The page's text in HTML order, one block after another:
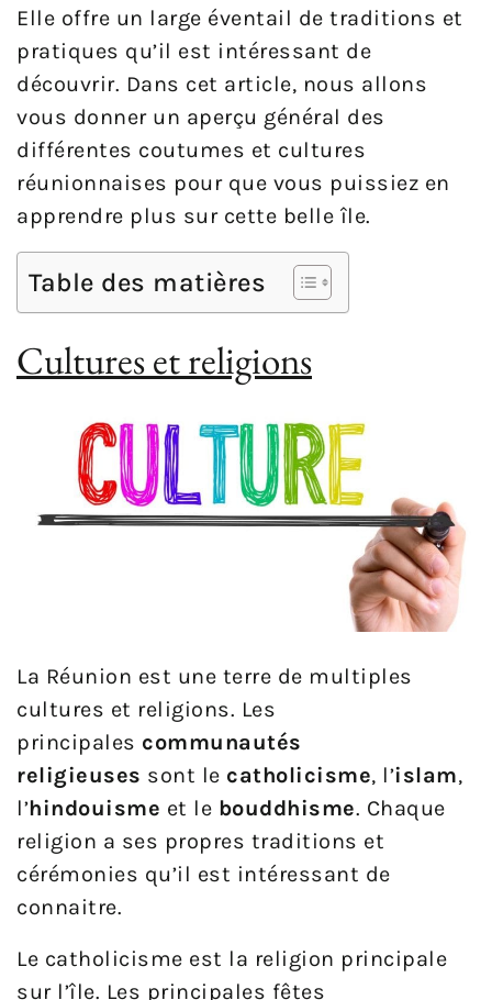
Elle offre un large éventail de traditions et
pratiques qu’il est intéressant de
découvrir. Dans cet article, nous allons
vous donner un aperçu général des
différentes coutumes et cultures
réunionnaises pour que vous puissiez en
apprendre plus sur cette belle île.
Table des matières
Cultures et religions
La Réunion est une terre de multiples
cultures et religions. Les
principales communautés
religieuses sont le catholicisme, l’islam,
l’hindouisme et le bouddhisme. Chaque
religion a ses propres traditions et
cérémonies qu’il est intéressant de
connaitre.
Le catholicisme est la religion principale
sur l’île. Les principales fêtes